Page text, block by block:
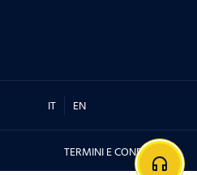
IT EN
TERMINI E CONDIZIONI
headphones